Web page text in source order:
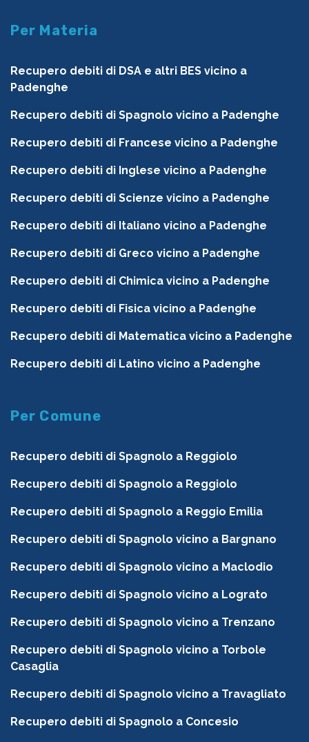
Per Materia
Recupero debiti di DSA e altri BES vicino a
Padenghe
Recupero debiti di Spagnolo vicino a Padenghe
Recupero debiti di Francese vicino a Padenghe
Recupero debiti di Inglese vicino a Padenghe
Recupero debiti di Scienze vicino a Padenghe
Recupero debiti di Italiano vicino a Padenghe
Recupero debiti di Greco vicino a Padenghe
Recupero debiti di Chimica vicino a Padenghe
Recupero debiti di Fisica vicino a Padenghe
Recupero debiti di Matematica vicino a Padenghe
Recupero debiti di Latino vicino a Padenghe
Per Comune
Recupero debiti di Spagnolo a Reggiolo
Recupero debiti di Spagnolo a Reggiolo
Recupero debiti di Spagnolo a Reggio Emilia
Recupero debiti di Spagnolo vicino a Bargnano
Recupero debiti di Spagnolo vicino a Maclodio
Recupero debiti di Spagnolo vicino a Lograto
Recupero debiti di Spagnolo vicino a Trenzano
Recupero debiti di Spagnolo vicino a Torbole
Casaglia
Recupero debiti di Spagnolo vicino a Travagliato
Recupero debiti di Spagnolo a Concesio